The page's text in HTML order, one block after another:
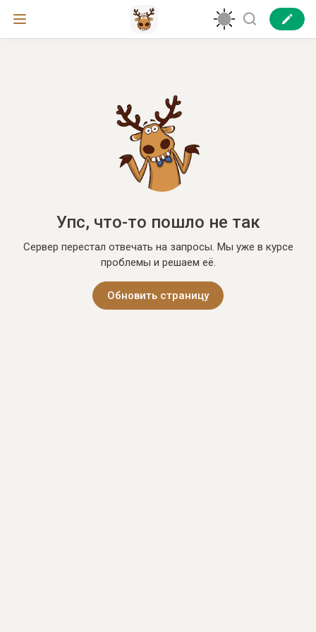
Упс, что-то пошло не так
Сервер перестал отвечать на запросы. Мы уже в курсе
проблемы и решаем её.
Обновить страницу